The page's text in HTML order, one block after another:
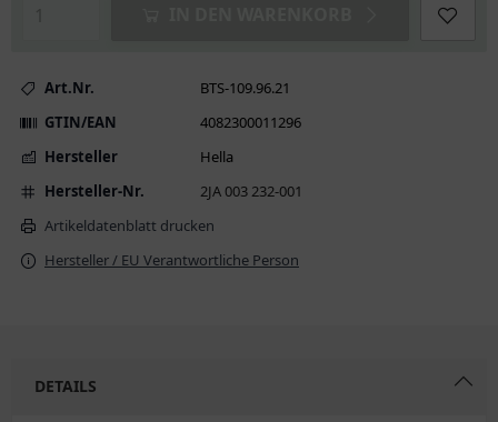
Art.Nr.
BTS-109.96.21
GTIN/EAN
4082300011296
Hersteller
Hella
Hersteller-Nr.
2JA 003 232-001
Artikeldatenblatt drucken
Hersteller / EU Verantwortliche Person
DETAILS